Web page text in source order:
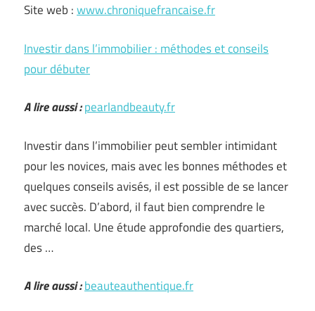
Site web :www.chroniquefrancaise.fr
Investir dans l’immobilier : méthodes et conseils
pour débuter
A lire aussi :pearlandbeauty.fr
Investir dans l’immobilier peut sembler intimidant
pour les novices, mais avec les bonnes méthodes et
quelques conseils avisés, il est possible de se lancer
avec succès. D’abord, il faut bien comprendre le
marché local. Une étude approfondie des quartiers,
des …
A lire aussi :beauteauthentique.fr